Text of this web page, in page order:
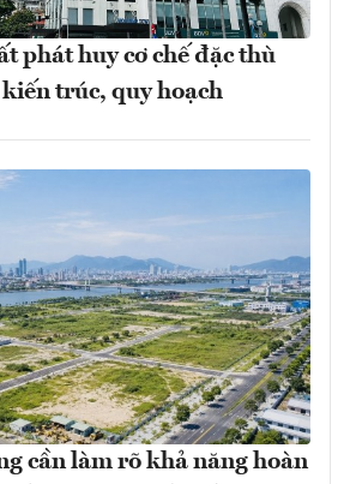
phát huy cơ chế đặc thù
trúc, quy hoạch
cần làm rõ khả năng hoàn